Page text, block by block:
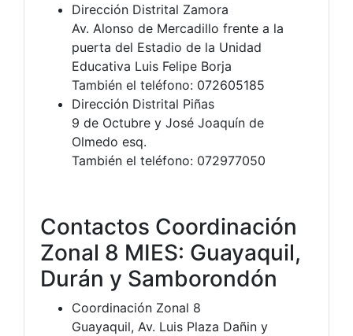
Dirección Distrital Zamora
Av. Alonso de Mercadillo frente a la
puerta del Estadio de la Unidad
Educativa Luis Felipe Borja
También el teléfono: 072605185
Dirección Distrital Piñas
9 de Octubre y José Joaquín de
Olmedo esq.
También el teléfono: 072977050
Contactos Coordinación
Zonal 8 MIES: Guayaquil,
Durán y Samborondón
Coordinación Zonal 8
Guayaquil, Av. Luis Plaza Dañin y